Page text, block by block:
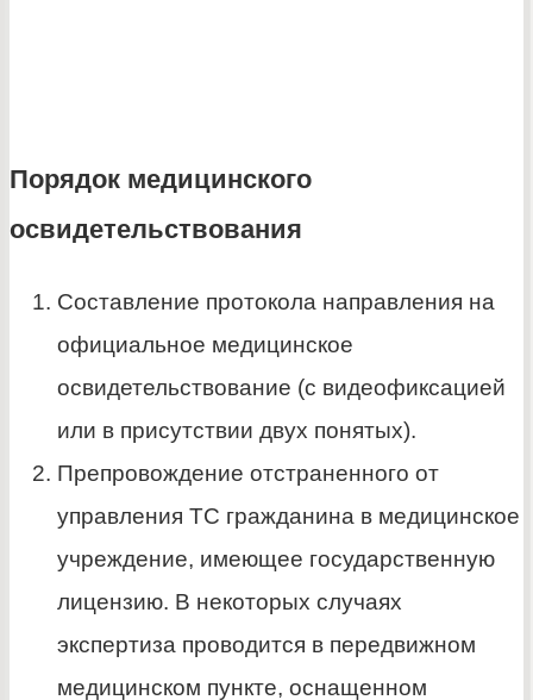
Порядок медицинского
освидетельствования
Составление протокола направления на
официальное медицинское
освидетельствование (с видеофиксацией
или в присутствии двух понятых).
Препровождение отстраненного от
управления ТС гражданина в медицинское
учреждение, имеющее государственную
лицензию. В некоторых случаях
экспертиза проводится в передвижном
медицинском пункте, оснащенном